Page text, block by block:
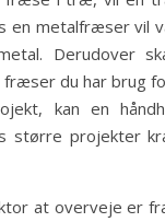
en metalfræser vil
Derudover
du har brug
kan en
større projekter
at overveje er